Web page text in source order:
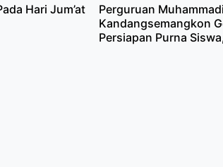
Hari Jum’at
Perguruan
Kandangsemangkon
Persiapan Purna